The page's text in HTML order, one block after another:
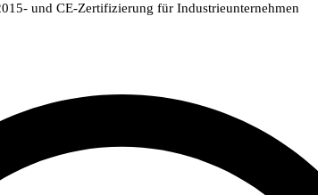
und CE-Zertifizierung für Industrieunternehmen